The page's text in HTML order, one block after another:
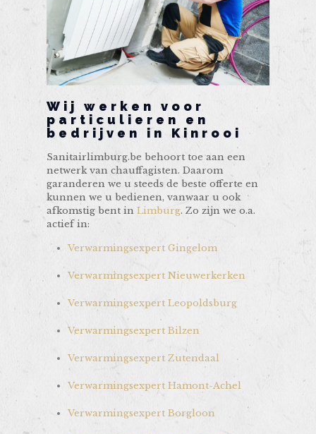
Wij werken voor
particulieren en
bedrijven in Kinrooi
Sanitairlimburg.be behoort toe aan een
netwerk van chauffagisten. Daarom
garanderen we u steeds de beste offerte en
kunnen we u bedienen, vanwaar u ook
afkomstig bent inLimburg. Zo zijn we o.a.
actief in:
Verwarmingsexpert Gingelom
Verwarmingsexpert Nieuwerkerken
Verwarmingsexpert Leopoldsburg
Verwarmingsexpert Bilzen
Verwarmingsexpert Zutendaal
Verwarmingsexpert Hamont-Achel
Verwarmingsexpert Borgloon